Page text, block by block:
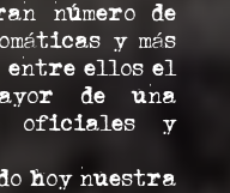
número de
y más
entre ellos el
de una
oficiales y
hoy nuestra